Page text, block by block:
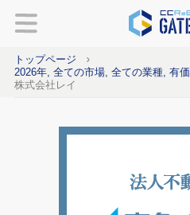
トップページ
2026年, 全ての市場, 全ての業種, 有
株式会社レイ